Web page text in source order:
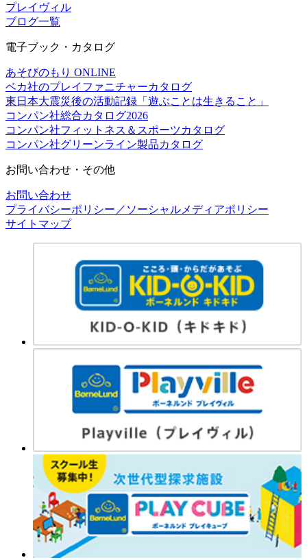
プレイヴィル
ブログ一覧
電子ブック・カタログ
あそびのもり ONLINE
ベカ社のプレイファニチャーカタログ
東日本大震災後の活動記録「遊ぶことは生きること」
コンパン社総合カタログ2026
コンパン社フィットネス＆スポーツカタログ
コンパン社グリーンライン製品カタログ
お問い合わせ・その他
お問い合わせ
プライバシーポリシー／ソーシャルメディアポリシー
サイトマップ